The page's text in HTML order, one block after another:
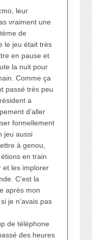
leur
vraiment une
de
le jeu était très
en pause et
la nuit pour
Comme ça
passé très peu
a
d’aller
formellement
jeu aussi
à genou,
en train
et les implorer
C’est la
après mon
je n’avais pas
de téléphone
des heures